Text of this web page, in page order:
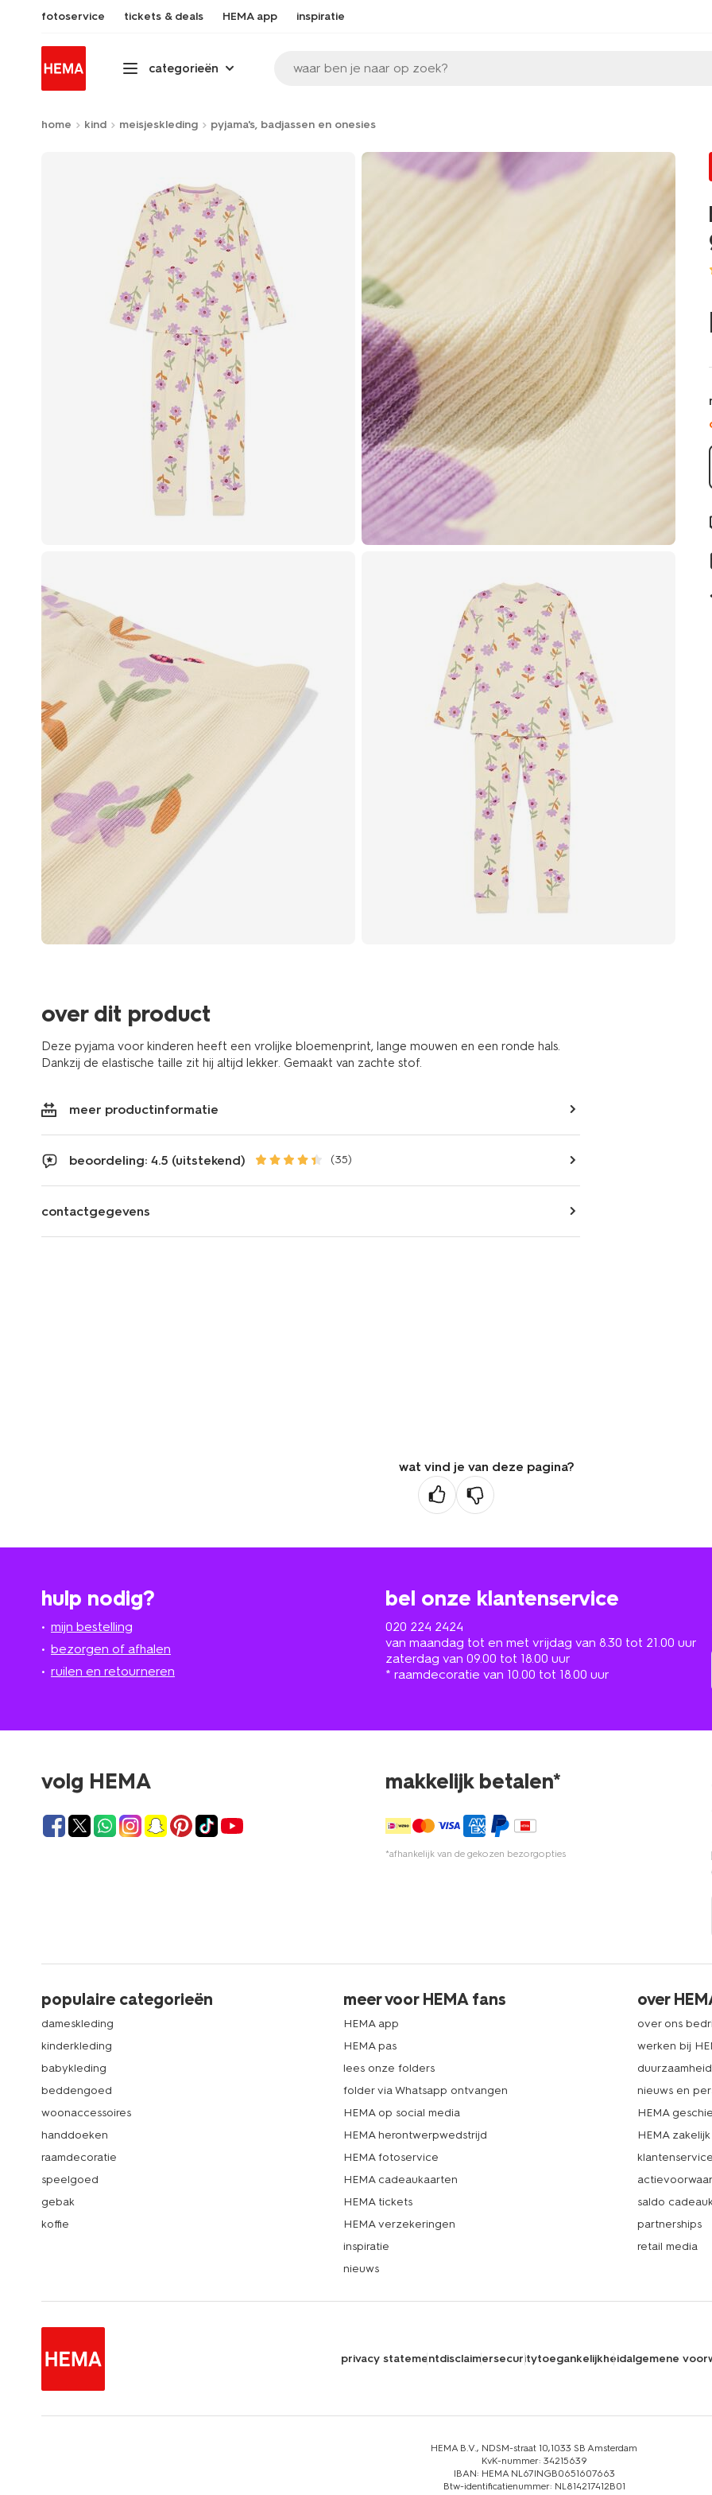
fotoservice tickets & deals HEMA app inspiratie
categorieën waar ben je naar op zoek?
home kind meisjeskleding pyjama's, badjassen en onesies
over dit product
Deze pyjama voor kinderen heeft een vrolijke bloemenprint, lange mouwen en een ronde hals.
Dankzij de elastische taille zit hij altijd lekker. Gemaakt van zachte stof.
meer productinformatie
beoordeling: 4.5 (uitstekend) (35)
contactgegevens
wat vind je van deze pagina?
hulp nodig?
mijn bestelling
bezorgen of afhalen
ruilen en retourneren
bel onze klantenservice
020 224 2424
van maandag tot en met vrijdag van 8.30 tot 21.00 uur
zaterdag van 09.00 tot 18.00 uur
* raamdecoratie van 10.00 tot 18.00 uur
volg HEMA makkelijk betalen*
*afhankelijk van de gekozen bezorgopties
populaire categorieën
dameskleding
kinderkleding
babykleding
beddengoed
woonaccessoires
handdoeken
raamdecoratie
speelgoed
gebak
koffie
meer voor HEMA fans
HEMA app
HEMA pas
lees onze folders
folder via Whatsapp ontvangen
HEMA op social media
HEMA herontwerpwedstrijd
HEMA fotoservice
HEMA cadeaukaarten
HEMA tickets
HEMA verzekeringen
inspiratie
nieuws
over
over ons
werken bij
duurzaamheid
nieuws en
HEMA
HEMA zakelijk
klantenservice
saldo
partnerships
retail media
privacy statementdisclaimersecuritytoegankelijkheidalgemene
HEMA B.V., NDSM-straat 10,1033 SB Amsterdam
KvK-nummer: 34215639
IBAN: HEMA NL67INGB0651607663
Btw-identificatienummer: NL814217412B01